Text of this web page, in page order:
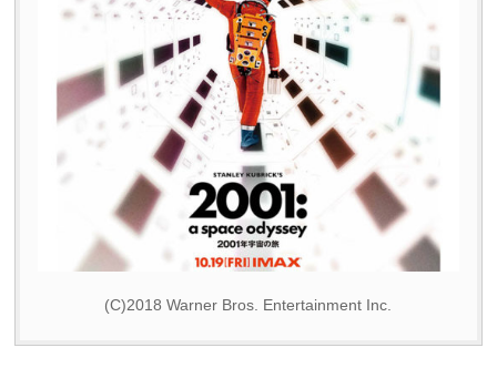
(C)2018 Warner Bros. Entertainment Inc.